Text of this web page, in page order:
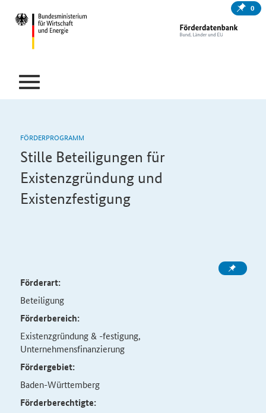
0
FÖRDERPROGRAMM
Stille Beteiligungen für
Existenzgründung und
Existenzfestigung
Förderart:
Beteiligung
Förderbereich:
Existenzgründung & -festigung,
Unternehmensfinanzierung
Fördergebiet:
Baden-Württemberg
Förderberechtigte: